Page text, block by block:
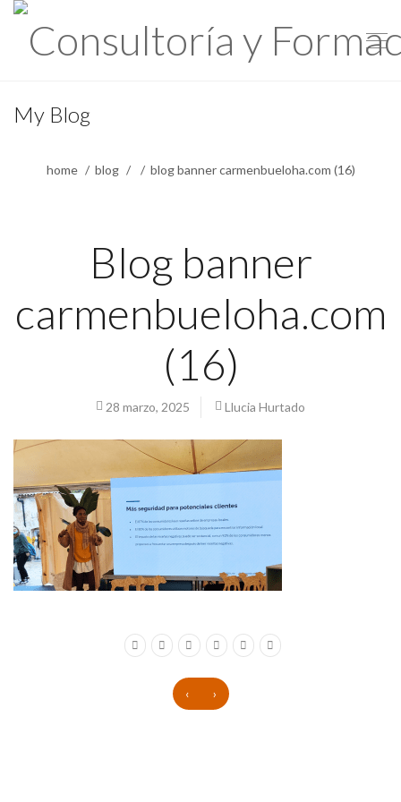
My Blog
home blog blog banner carmenbueloha.com (16)
Blog banner
carmenbueloha.com
(16)
28 marzo, 2025 Llucia Hurtado
‹ ›